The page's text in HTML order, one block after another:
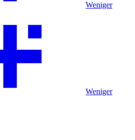
Weniger
Weniger